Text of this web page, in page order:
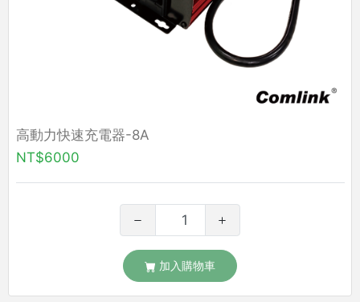
高動力快速充電器-8A
NT$6000
加入購物車